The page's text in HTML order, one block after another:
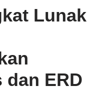
Lunak
dan ERD